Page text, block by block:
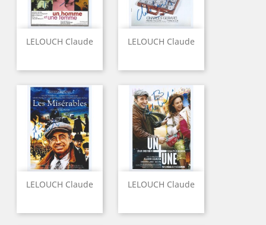
LELOUCH Claude LELOUCH Claude
LELOUCH Claude LELOUCH Claude